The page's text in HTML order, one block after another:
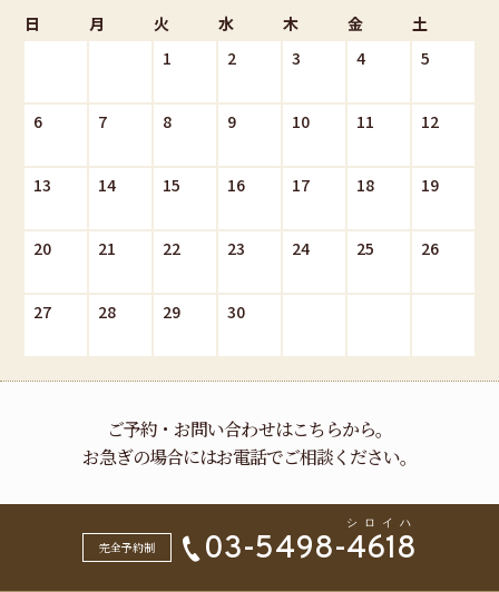
信事業者によるCookieの使用を無効にできます）。
Googleを含む第三者配信事業者はCookieを使用して、当ウェブサイ
Googleを含む第三者配信事業者によりインターネット上のさまざま
日 月 火 水 木 金
土
1
2 3 4 5
6 7 8 9 10 11 12
13 14 15 16 17 18 19
20 21 22 23 24 25 26
27 28 29 30
ご予約・お問い合わせはこちらから。
お急ぎの場合にはお電話でご相談ください。
完全予約制 03-5498-4618